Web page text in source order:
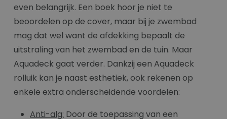
even belangrijk. Een boek hoor je niet te
beoordelen op de cover, maar bij je zwembad
mag dat wel want de afdekking bepaalt de
uitstraling van het zwembad en de tuin. Maar
Aquadeck gaat verder. Dankzij een Aquadeck
rolluik kan je naast esthetiek, ook rekenen op
enkele extra onderscheidende voordelen:
Anti-alg: Door de toepassing van een